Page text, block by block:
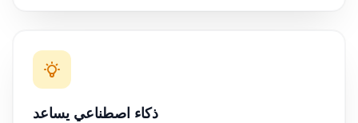
ذكاء اصطناعي يساعد